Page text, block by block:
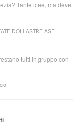
Tante idee, ma deve
DOI LASTRE ASE
tutti in gruppo con